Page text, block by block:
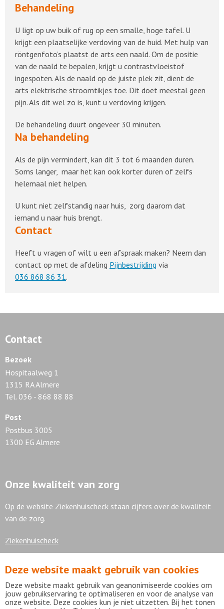
Behandeling
U ligt op uw buik of rug op een smalle, hoge tafel. U
krijgt een plaatselijke verdoving van de huid. Met hulp van
röntgenfoto’s plaatst de arts een naald. Om de positie
van de naald te bepalen, krijgt u contrastvloeistof
ingespoten. Als de naald op de juiste plek zit, dient de
arts elektrische stroomtikjes toe. Dit doet meestal geen
pijn. Als dit wel zo is, kunt u verdoving krijgen.
De behandeling duurt ongeveer 30 minuten.
Na behandeling
Als de pijn vermindert, kan dit 3 tot 6 maanden duren.
Soms langer, maar het kan ook korter duren of zelfs
helemaal niet helpen.
U kunt niet zelfstandig naar huis, zorg daarom dat
iemand u naar huis brengt.
Contact
Heeft u vragen of wilt u een afspraak maken? Neem dan
contact op met de afdeling Pijnbestrijding via
036 868 86 31.
Contact
Bezoek
Hospitaalweg 1
1315 RA Almere
Tel. 036 - 868 88 88
Post
Postbus 3005
1300 EG Almere
Onze kwaliteit van zorg
Op de website Ziekenhuischeck staan cijfers over de kwaliteit
van de zorg.
Ziekenhuischeck
7,9
Deze website maakt gebruik van cookies
Deze website maakt gebruik van geanonimiseerde cookies om
jouw gebruikservaring te optimaliseren en voor de analyse van
onze website. Deze cookies kun je niet uitzetten. Bij het tonen